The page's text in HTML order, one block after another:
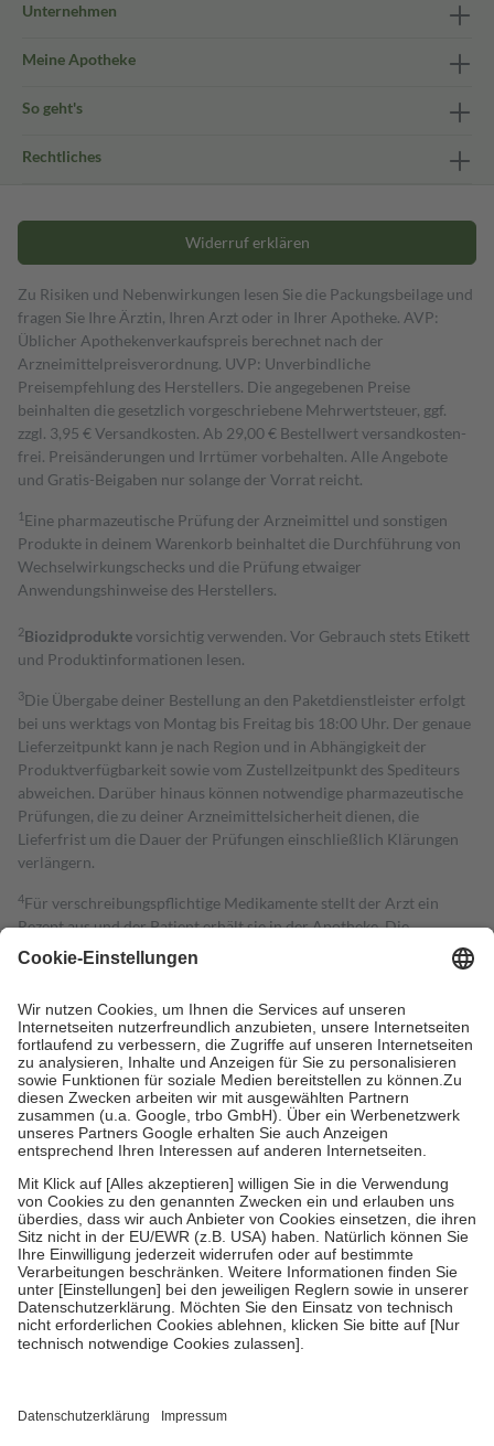
Unternehmen
Meine Apotheke
So geht's
Rechtliches
Widerruf erklären
Zu Risiken und Nebenwirkungen lesen Sie die Packungsbeilage und
fragen Sie Ihre Ärztin, Ihren Arzt oder in Ihrer Apotheke. AVP:
Üblicher Apothekenverkaufspreis berechnet nach der
Arzneimittelpreisverordnung. UVP: Unverbindliche
Preisempfehlung des Herstellers. Die angegebenen Preise
beinhalten die gesetzlich vorgeschriebene Mehrwertsteuer, ggf.
zzgl. 3,95 € Versandkosten. Ab 29,00 € Bestell­wert versand­kosten­
frei. Preisänderungen und Irrtümer vorbehalten. Alle Angebote
und Gratis-Beigaben nur solange der Vorrat reicht.
1 Eine pharmazeutische Prüfung der Arzneimittel und sonstigen
Produkte in deinem Warenkorb beinhaltet die Durchführung von
Wechselwirkungschecks und die Prüfung etwaiger
Anwendungshinweise des Herstellers.
2Biozidproduktevorsichtig verwenden. Vor Gebrauch stets Etikett
und Produktinformationen lesen.
3Die Übergabe deiner Bestellung an den Paketdienstleister erfolgt
bei uns werktags von Montag bis Freitag bis 18:00 Uhr. Der genaue
Lieferzeitpunkt kann je nach Region und in Abhängigkeit der
Produktverfügbarkeit sowie vom Zustellzeitpunkt des Spediteurs
abweichen. Darüber hinaus können notwendige pharmazeutische
Prüfungen, die zu deiner Arzneimittelsicherheit dienen, die
Lieferfrist um die Dauer der Prüfungen einschließlich Klärungen
verlängern.
4Für verschreibungspflichtige Medikamente stellt der Arzt ein
Rezept aus und der Patient erhält sie in der Apotheke. Die
gesetzliche Krankenversicherung übernimmt in der Regel die
Kosten dafür, der Versicherte trägt einen Teil davon als Zuzahlung
Grundsätzlich leisten Mitglieder Zuzahlungen in Höhe von zehn
Prozent des Abgabepreises,mindestens jedochfünf Euround
höchstens zehn Euro.Es sind jedoch nie mehr als die tatsächlichen
Kosten der Leistung zu entrichten.
Diese Regeln gelten grundsätzlich auch für Online-Apotheken.
Bei Heilmitteln und häuslicher Krankenpflege beträgt die
Zuzahlung zehn Prozent der Kosten sowie zehn Euro je
Verordnung.
Um das Engagement der Versicherten für ihre eigene Gesundheit zu
stärken und die besondere Stellung der Familie zu unterstützen,
fallenkeine Zuzahlungenan bei:
• Kindern und Jugendlichen bis zum vollendeten 18. Lebensjahr
mit Ausnahme der Fahrkosten
• Untersuchungen zur Vorsorge und Früherkennung, die von der
GKV getragen werden